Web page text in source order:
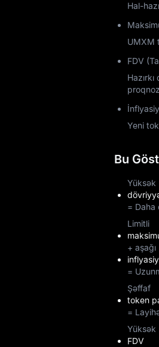
Hal-
UMXM
FDV
Yeni
Bu
Yüksək
= Daha
Limitli
+ aşağı
=
Şəffaf
token
=
Yüksək
FDV